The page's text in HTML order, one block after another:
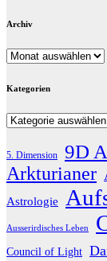
Archiv
Archiv
Kategorien
Kategorien
5. Dimension 9D
Arkturianer
Astrologie
Ausserirdisches Leben
Council of Light